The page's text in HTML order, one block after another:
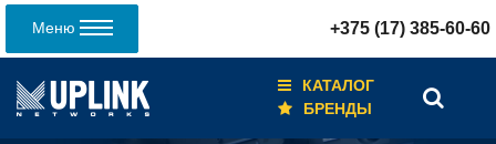
Меню +375 (17) 385-60-60
КАТАЛОГ
БРЕНДЫ